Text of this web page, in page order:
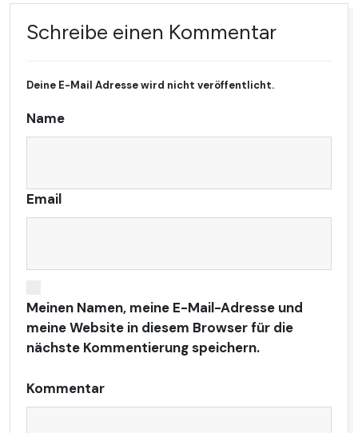
Schreibe einen Kommentar
Deine E-Mail Adresse wird nicht veröffentlicht.
Name
Email
Meinen Namen, meine E-Mail-Adresse und
meine Website in diesem Browser für die
nächste Kommentierung speichern.
Kommentar